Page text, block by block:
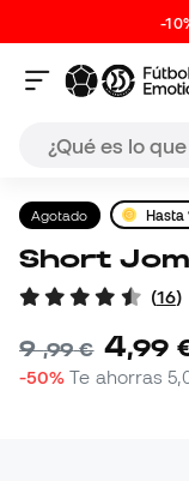
-
Agotado Hasta
Short
(16)
9,99 € 4,99
-50% Te ahorras